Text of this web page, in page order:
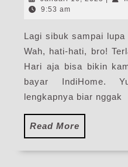
Bayar
Fakta
yang
Harus
Kamu
Tahu!
9:53 am
Lagi sibuk sampai
Wah, hati-hati, bro!
Hari aja bisa bikin
bayar IndiHome.
lengkapnya biar nggak
Read More
More